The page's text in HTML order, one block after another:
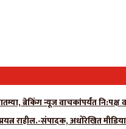
ब्रेकिंग न्यूज वाचकांपर्यंत
राहील.-संपादक, अधोरेखित